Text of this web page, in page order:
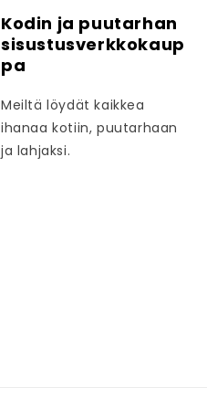
Kodin ja puutarhan
sisustusverkkokaup
pa
Meiltä löydät kaikkea
ihanaa kotiin, puutarhaan
ja lahjaksi.